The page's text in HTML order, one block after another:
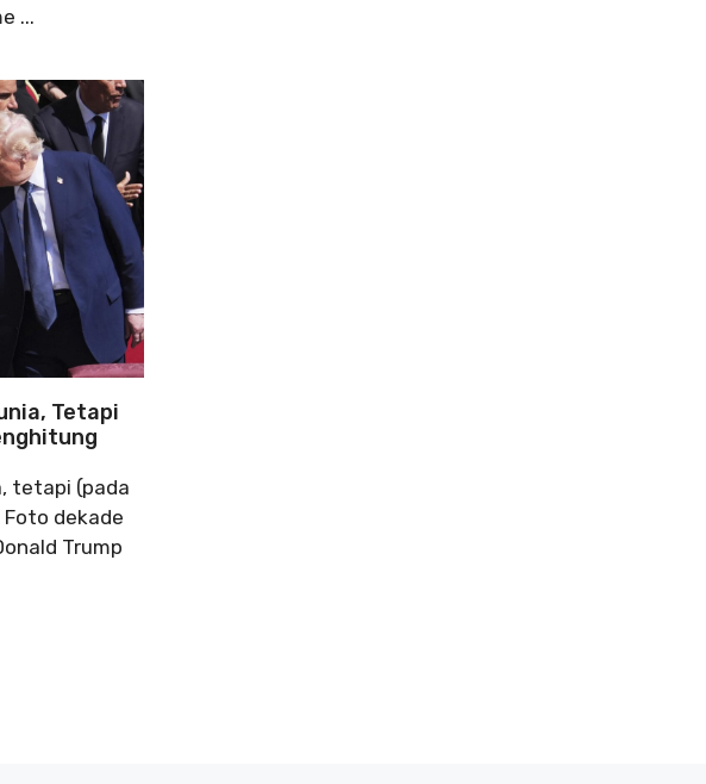
...
Tetapi
tetapi (pada
dekade
Trump